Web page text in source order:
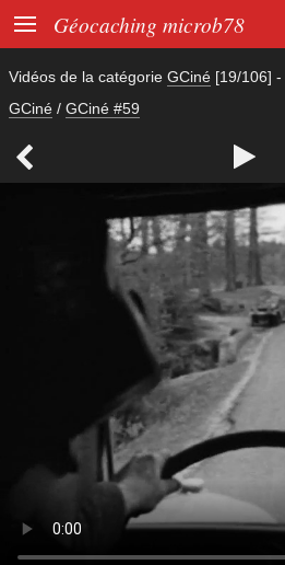
 Géocaching microb78
Vidéos de la catégorie GCiné [19/106] -
GCiné / GCiné #59
 